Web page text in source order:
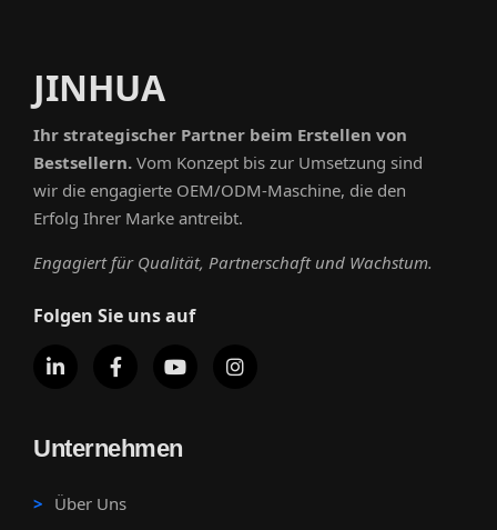
JINHUA
Ihr strategischer Partner beim Erstellen von
Bestsellern. Vom Konzept bis zur Umsetzung sind
wir die engagierte OEM/ODM-Maschine, die den
Erfolg Ihrer Marke antreibt.
Engagiert für Qualität, Partnerschaft und Wachstum.
Folgen Sie uns auf
Unternehmen
Über Uns